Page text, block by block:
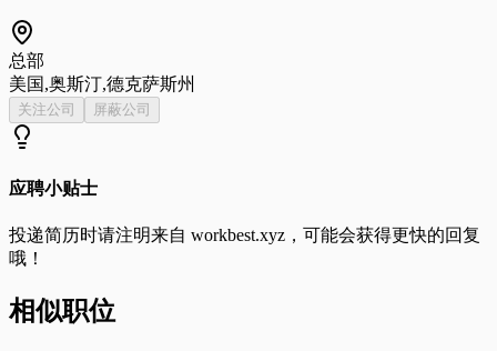
总部
美国,奥斯汀,德克萨斯州
关注公司 屏蔽公司
应聘小贴士
投递简历时请注明来自 workbest.xyz ，可能会获得更快的回复
哦！
相似职位